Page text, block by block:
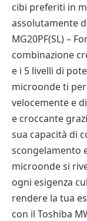
cibi preferiti in
assolutamente
MG20PF(SL) –
combinazione
e i 5 livelli di
microonde ti
velocemente e
e croccante
sua capacità di
scongelamento
microonde si
ogni esigenza
rendere la tua
con il Toshiba